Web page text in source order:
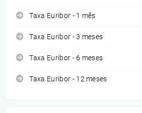
Taxa Euribor - 1 mês
Taxa Euribor - 3 meses
Taxa Euribor - 6 meses
Taxa Euribor - 12 meses